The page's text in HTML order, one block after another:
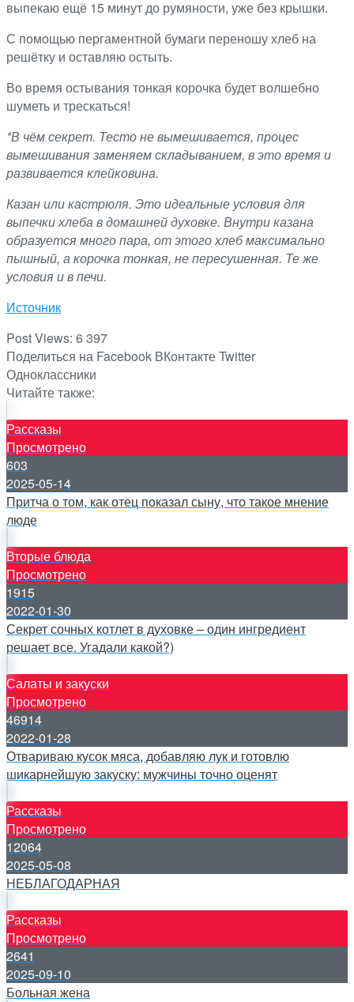
выпекаю ещё 15 минут до румяности, уже без крышки.
С помощью пергаментной бумаги переношу хлеб на
решётку и оставляю остыть.
Во время остывания тонкая корочка будет волшебно
шуметь и трескаться!
*В чём секрет. Тесто не вымешивается, процес
вымешивания заменяем складыванием, в это время и
развивается клейковина.
Казан или кастрюля. Это идеальные условия для
выпечки хлеба в домашней духовке. Внутри казана
образуется много пара, от этого хлеб максимально
пышный, а корочка тонкая, не пересушенная. Те же
условия и в печи.
Источник
Post Views: 6 397
Поделиться на Facebook ВКонтактеTwitter
Одноклассники
Читайте также:
Рассказы
Просмотрено
603
2025-05-14
Притча о том, как отец показал сыну, что такое мнение
люде
Вторые блюда
Просмотрено
1915
2022-01-30
Секрет сочных котлет в духовке – один ингредиент
решает все. Угадали какой?)
Салаты и закуски
Просмотрено
46914
2022-01-28
Отвариваю кусок мяса, добавляю лук и готовлю
шикарнейшую закуску: мужчины точно оценят
Рассказы
Просмотрено
12064
2025-05-08
НЕБЛАГОДАРНАЯ
Рассказы
Просмотрено
2641
2025-09-10
Больная жена